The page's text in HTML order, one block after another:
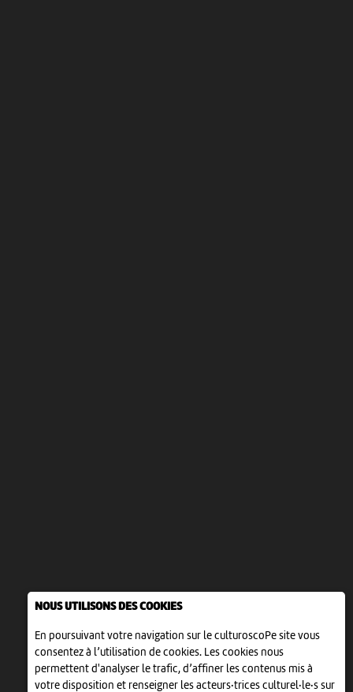
NOUS UTILISONS DES COOKIES
En poursuivant votre navigation sur le culturoscoPe site vous
consentez à l’utilisation de cookies. Les cookies nous
permettent d'analyser le trafic, d’affiner les contenus mis à
votre disposition et renseigner les acteurs·trices culturel·le·s sur